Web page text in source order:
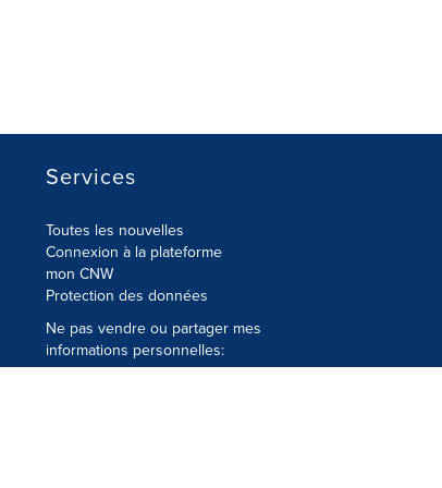
Services
Toutes les nouvelles
Connexion à la plateforme
mon CNW
Protection des données
Ne pas vendre ou partager mes
informations personnelles: